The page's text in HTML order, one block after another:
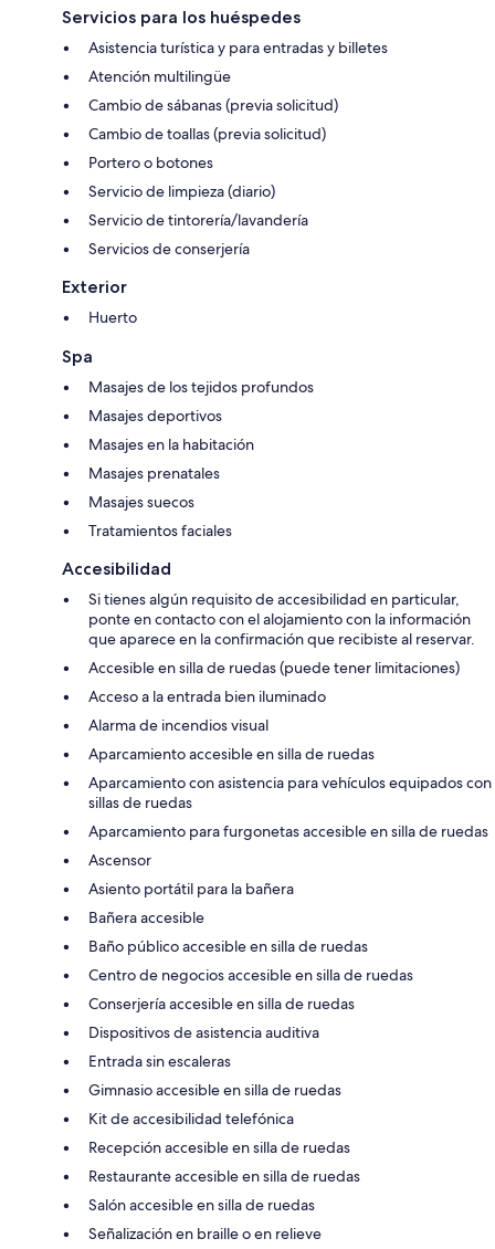
Servicios para los huéspedes
Asistencia turística y para entradas y billetes
Atención multilingüe
Cambio de sábanas (previa solicitud)
Cambio de toallas (previa solicitud)
Portero o botones
Servicio de limpieza (diario)
Servicio de tintorería/lavandería
Servicios de conserjería
Exterior
Huerto
Spa
Masajes de los tejidos profundos
Masajes deportivos
Masajes en la habitación
Masajes prenatales
Masajes suecos
Tratamientos faciales
Accesibilidad
Si tienes algún requisito de accesibilidad en particular,
ponte en contacto con el alojamiento con la información
que aparece en la confirmación que recibiste al reservar.
Accesible en silla de ruedas (puede tener limitaciones)
Acceso a la entrada bien iluminado
Alarma de incendios visual
Aparcamiento accesible en silla de ruedas
Aparcamiento con asistencia para vehículos equipados con
sillas de ruedas
Aparcamiento para furgonetas accesible en silla de ruedas
Ascensor
Asiento portátil para la bañera
Bañera accesible
Baño público accesible en silla de ruedas
Centro de negocios accesible en silla de ruedas
Conserjería accesible en silla de ruedas
Dispositivos de asistencia auditiva
Entrada sin escaleras
Gimnasio accesible en silla de ruedas
Kit de accesibilidad telefónica
Recepción accesible en silla de ruedas
Restaurante accesible en silla de ruedas
Salón accesible en silla de ruedas
Señalización en braille o en relieve